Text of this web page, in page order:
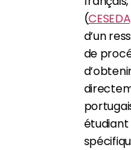
(
d’un
de
étudiant